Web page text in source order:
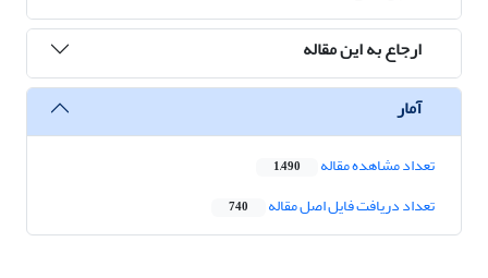
ارجاع به این مقاله
آمار
تعداد مشاهده مقاله 1,490
تعداد دریافت فایل اصل مقاله 740